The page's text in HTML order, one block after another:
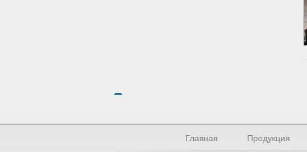
Главная Продукция